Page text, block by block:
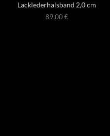
Lacklederhalsband 2,0 cm
89,00€